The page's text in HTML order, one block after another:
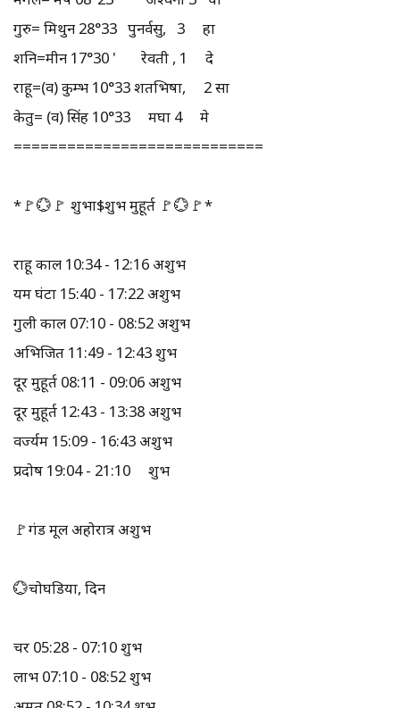
गुरु= मिथुन 28°33 पुनर्वसु, 3 हा
शनि=मीन 17°30 ' रेवती , 1 दे
राहू=(व) कुम्भ 10°33 शतभिषा, 2 सा
केतु= (व) सिंह 10°33 मघा 4 मे
============================
*🚩💮🚩 शुभा$शुभ मुहूर्त 🚩💮🚩*
राहू काल 10:34 - 12:16 अशुभ
यम घंटा 15:40 - 17:22 अशुभ
गुली काल 07:10 - 08:52 अशुभ
अभिजित 11:49 - 12:43 शुभ
दूर मुहूर्त 08:11 - 09:06 अशुभ
दूर मुहूर्त 12:43 - 13:38 अशुभ
वर्ज्यम 15:09 - 16:43 अशुभ
प्रदोष 19:04 - 21:10 शुभ
🚩गंड मूल अहोरात्र अशुभ
💮चोघडिया, दिन
चर 05:28 - 07:10 शुभ
लाभ 07:10 - 08:52 शुभ